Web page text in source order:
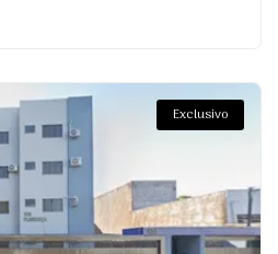
Exclusivo